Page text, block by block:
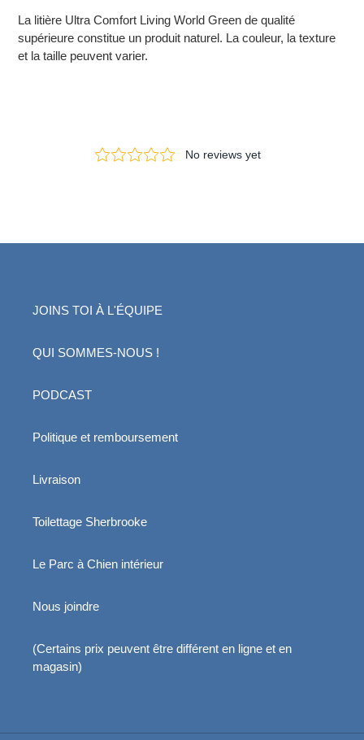
La litière Ultra Comfort Living World Green de qualité
supérieure constitue un produit naturel. La couleur, la texture
et la taille peuvent varier.
JOINS TOI À L'ÉQUIPE
QUI SOMMES-NOUS !
PODCAST
Politique et remboursement
Livraison
Toilettage Sherbrooke
Le Parc à Chien intérieur
Nous joindre
(Certains prix peuvent être différent en ligne et en
magasin)